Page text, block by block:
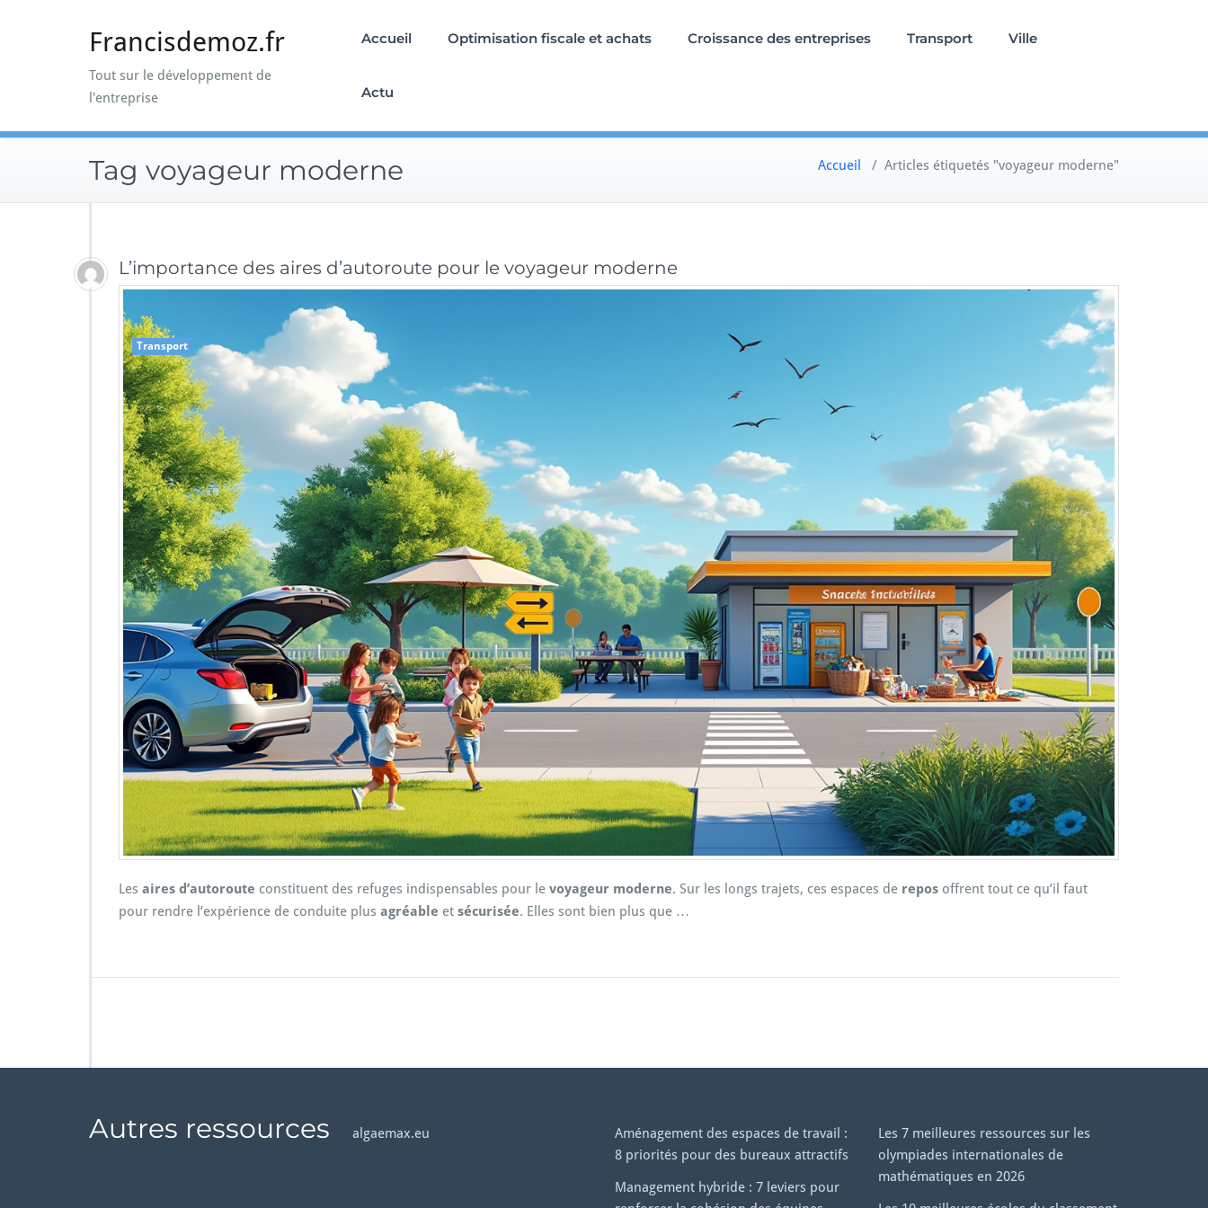
Francisdemoz.fr
Tout sur le développement de
l'entreprise
Accueil Optimisation fiscale et achats Croissance des entreprises Transport Ville
Actu
Tag voyageur moderne Accueil / Articles étiquetés "voyageur moderne"
L’importance des aires d’autoroute pour le voyageur moderne
Transport
Les aires d’autoroute constituent des refuges indispensables pour le voyageur moderne. Sur les longs trajets, ces espaces de repos offrent tout ce qu’il faut
pour rendre l’expérience de conduite plus agréable et sécurisée. Elles sont bien plus que …
Autres ressources algaemax.eu
Aménagement des espaces de travail :
8 priorités pour des bureaux attractifs
Management hybride : 7 leviers pour
Les 7 meilleures ressources sur les
olympiades internationales de
mathématiques en 2026